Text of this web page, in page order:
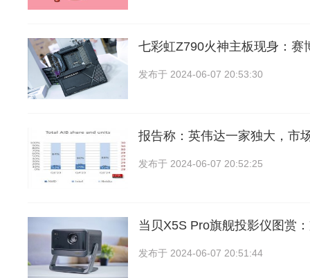
七彩虹Z790火神主板现身：赛
发布于 2024-06-07 20:53:30
报告称：英伟达一家独大，市
发布于 2024-06-07 20:52:25
当贝X5S Pro旗舰投影仪图赏
发布于 2024-06-07 20:51:44